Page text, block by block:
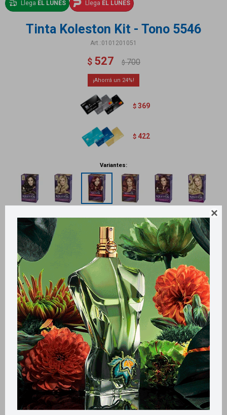

Llega EL LUNES Llega EL LUNES
Tinta Koleston Kit - Tono 5546
0101201051
$ 527 $ 700
24
$ 369
$ 422
Variantes:
Métodos y costos de envío
Retiros gratuitos en tiendas
Productos que te pueden interesar